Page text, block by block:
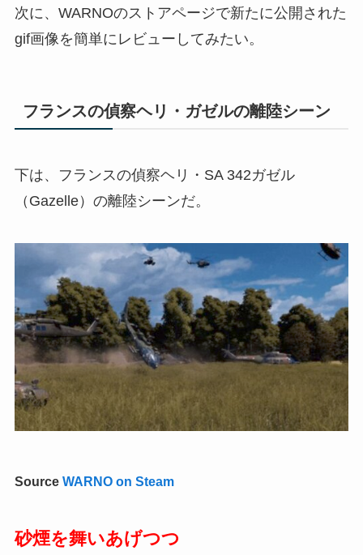
次に、WARNOのストアページで新たに公開された
gif画像を簡単にレビューしてみたい。
フランスの偵察ヘリ・ガゼルの離陸シーン
下は、フランスの偵察ヘリ・SA 342ガゼル
（Gazelle）の離陸シーンだ。
Source WARNO on Steam
砂煙を舞いあげつつ